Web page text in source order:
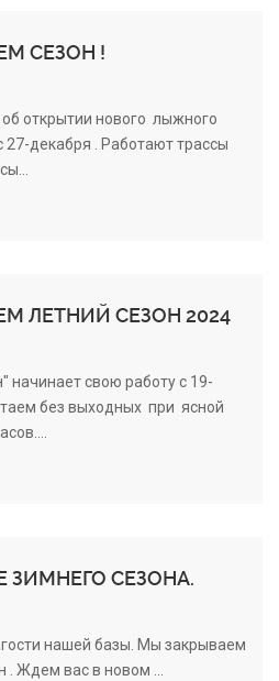
СЕЗОН !
открытии нового лыжного
27-декабря . Работают трассы
ЛЕТНИЙ СЕЗОН 2024
начинает свою работу с 19-
без выходных при ясной
ЗИМНЕГО СЕЗОНА.
нашей базы. Мы закрываем
Ждем вас в новом ...